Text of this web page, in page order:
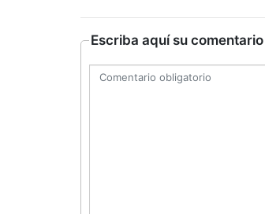
Escriba aquí su comentario